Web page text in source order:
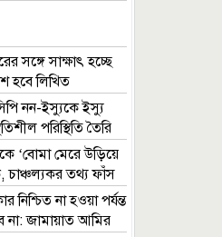
সঙ্গে সাক্ষাৎ হচ্ছে
হবে লিখিত
নন-ইস্যুকে ইস্যু
পরিস্থিতি তৈরি
‘বোমা মেরে উড়িয়ে
চাঞ্চল্যকর তথ্য ফাঁস
নিশ্চিত না হওয়া পর্যন্ত
না: জামায়াত আমির